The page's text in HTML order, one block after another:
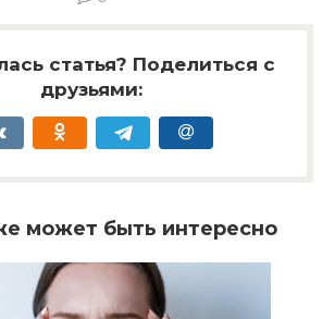
статья? Поделиться с
друзьями:
может быть интересно